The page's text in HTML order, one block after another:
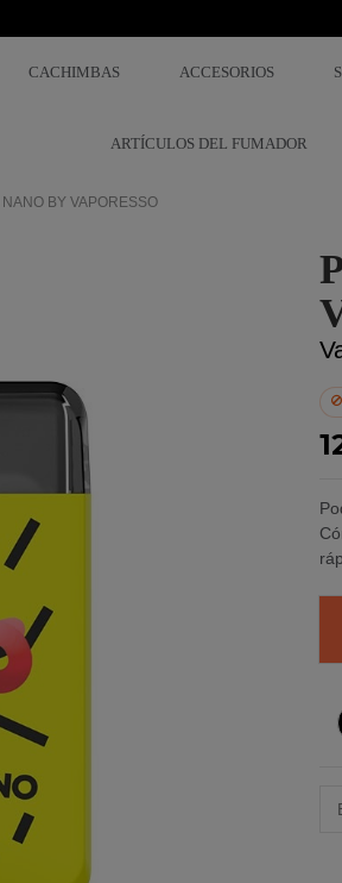
CACHIMBAS ACCESORIOS
ARTÍCULOS DEL FUMADOR
BY VAPORESSO